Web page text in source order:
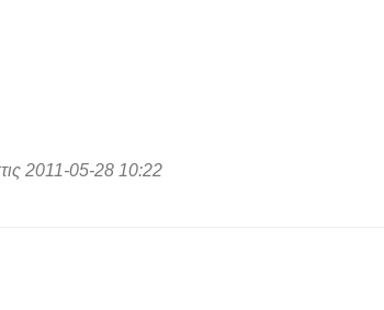
2011-05-28 10:22